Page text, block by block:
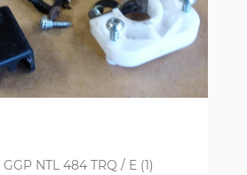
GGP NTL 484 TRQ / E (1)